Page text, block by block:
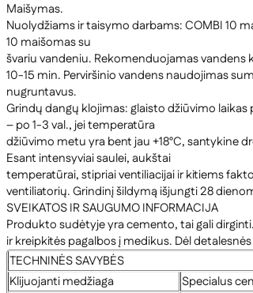
Maišymas.
Nuolydžiams ir taisymo darbams: COMBI 10
10 maišomas su
švariu vandeniu. Rekomenduojamas
10-15 min. Perviršinio vandens naudojimas
nugruntavus.
Grindų dangų klojimas: glaisto džiūvimo
– po 1-3 val., jei temperatūra
džiūvimo metu yra bent jau +18°C, santykine
Esant intensyviai saulei, aukštai
temperatūrai, stipriai ventiliacijai ir kitiems
ventiliatorių. Grindinį šildymą išjungti 28
SVEIKATOS IR SAUGUMO INFORMACIJA
Produkto sudėtyje yra cemento, tai gali
ir kreipkitės pagalbos į medikus. Dėl
TECHNINĖS SAVYBĖS
Klijuojanti medžiaga
Specialus